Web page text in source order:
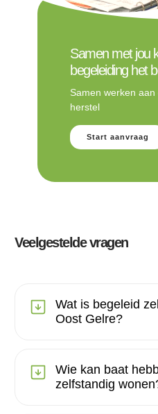
Samen met jou
begeleiding het
Samen werken
herstel
Start aanvraag
Veelgestelde vragen
Wat is begeleid
Oost Gelre?
Wie kan baat
zelfstandig